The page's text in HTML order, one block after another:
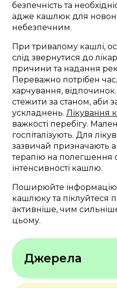
безпечність та
адже кашлюк для
небезпечним.
При тривалому кашлі,
слід звернутися до
причини та надання
Переважно потрібен
харчування,
стежити за станом, аби
ускладнень. Лікування
важкості перебігу.
госпіталізують. Для
зазвичай призначають
терапію на полегшення
інтенсивності кашлю.
Поширюйте інформацію
кашлюку та піклуйтеся
активніше, чим
цьому.
Джерела